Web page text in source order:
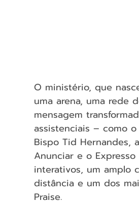
O ministério, que
uma arena, uma rede
mensagem
assistenciais – como
Bispo Tid Hernandes,
Anunciar e o
interativos, um amplo
distância e um dos
Praise.